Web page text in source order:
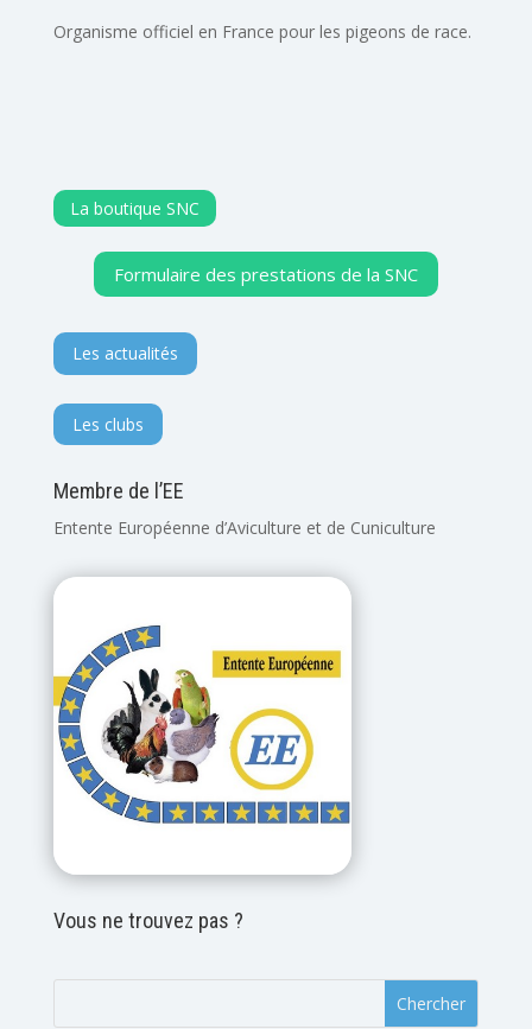
Organisme officiel en France pour les pigeons de race.
La boutique SNC
Formulaire des prestations de la SNC
Les actualités
Les clubs
Membre de l’EE
Entente Européenne d’Aviculture et de Cuniculture
Vous ne trouvez pas ?